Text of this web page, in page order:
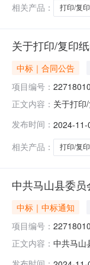
相关产品：
打印/复
关于打印/复印
中标｜合同公告
项目编号：
正文内容： 关于打印
位数量单
发布时间： 2024-11-
相关产品：
打印/复
中共马山县委
中标｜中标通知
项目编号：
正文内容： 中共马山